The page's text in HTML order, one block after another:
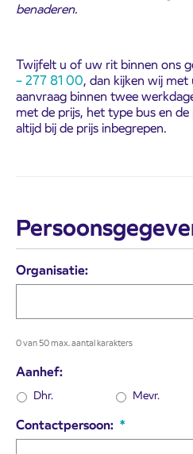
benaderen.
Twijfelt u of uw rit binnen ons
– 277 81 00, dan kijken wij
aanvraag binnen twee
met de prijs, het type bus en
altijd bij de prijs inbegrepen.
Organisatie:
0 van 50 max. aantal karakters
Aanhef:
Dhr. Mevr.
Contactpersoon: *